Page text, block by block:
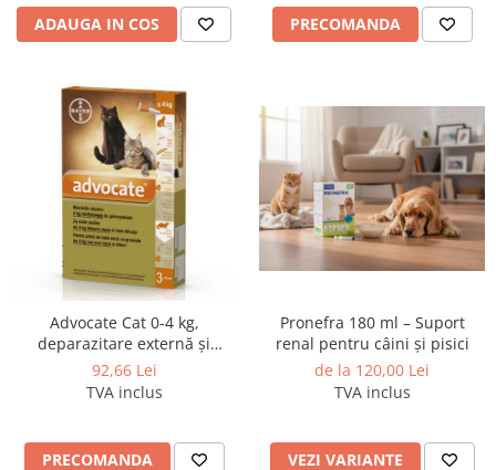
ADAUGA IN COS PRECOMANDA
Advocate Cat 0-4 kg,
deparazitare externă și
internă, 1 pipeta
92,66 Lei
TVA inclus
PRECOMANDA
Pronefra 180 ml – Suport
renal pentru câini și pisici
de la 120,00 Lei
TVA inclus
VEZI VARIANTE